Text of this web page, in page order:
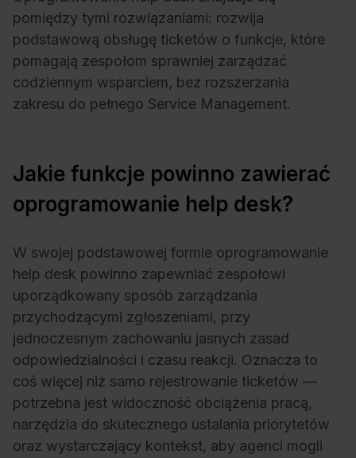
pomiędzy tymi rozwiązaniami: rozwija
podstawową obsługę ticketów o funkcje, które
pomagają zespołom sprawniej zarządzać
codziennym wsparciem, bez rozszerzania
zakresu do pełnego Service Management.
Jakie funkcje powinno zawierać
oprogramowanie help desk?
W swojej podstawowej formie oprogramowanie
help desk powinno zapewniać zespołowi
uporządkowany sposób zarządzania
przychodzącymi zgłoszeniami, przy
jednoczesnym zachowaniu jasnych zasad
odpowiedzialności i czasu reakcji. Oznacza to
coś więcej niż samo rejestrowanie ticketów —
potrzebna jest widoczność obciążenia pracą,
narzędzia do skutecznego ustalania priorytetów
oraz wystarczający kontekst, aby agenci mogli